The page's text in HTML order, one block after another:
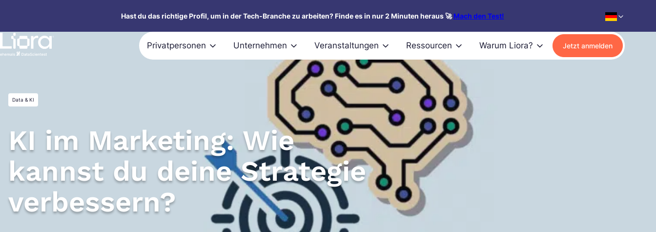
springen
Hast du das richtige Profil, um in der Tech-Branche zu arbeiten? Finde es in nur 2 Minuten heraus 🚀Mach den Test!
Privatpersonen Unternehmen Veranstaltungen Ressourcen Warum Liora? Jetzt anmelden
Data & KI
KI im Marketing: Wie
kannst du deine Strategie
verbessern?